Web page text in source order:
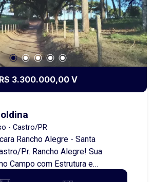
em contato para mais informações
e encargos
ainda o Seguro contra
(valor sob consulta) e o
do Imóvel (FCI)
do valor do aluguel.
R$ 3.300.000,00 V
- Castro/PR
Rancho Alegre - Santa
Alegre! Sua
Campo com Estrutura e
a apenas 4 km do